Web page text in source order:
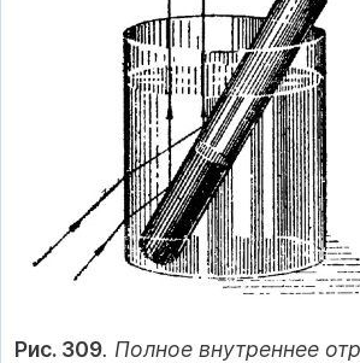
Рис. 309. Полное внутреннее